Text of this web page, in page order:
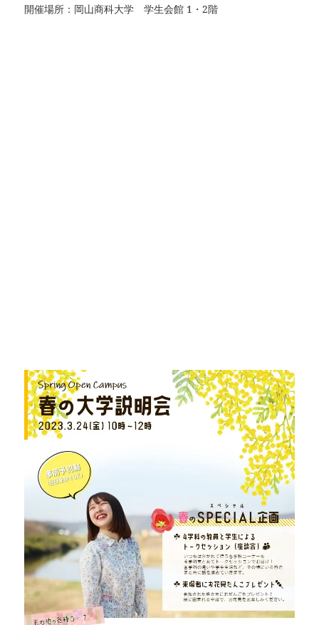
開催場所：岡山商科大学 学生会館 1・2階